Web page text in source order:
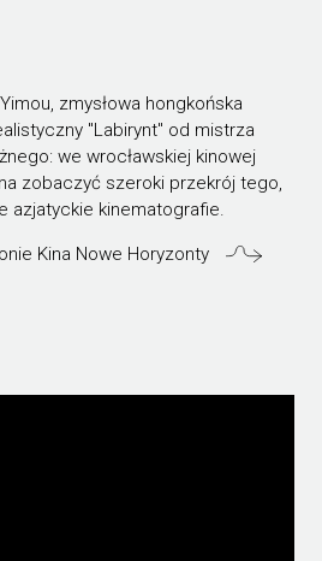
zmysłowa hongkońska
"Labirynt" od mistrza
we wrocławskiej kinowej
zobaczyć szeroki przekrój tego,
azjatyckie kinematografie.
Kina Nowe Horyzonty